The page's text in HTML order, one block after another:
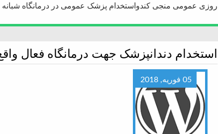
روزی عمومی منجی کندواستخدام پزشک عمومی در درمانگاه
استخدام دندانپزشک جهت درمانگاه فعال
05 فوریه, 2018